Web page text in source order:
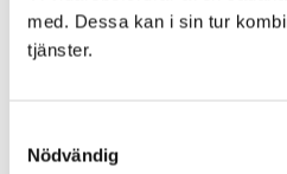
med. Dessa kan i sin tur
tjänster.
Nödvändig